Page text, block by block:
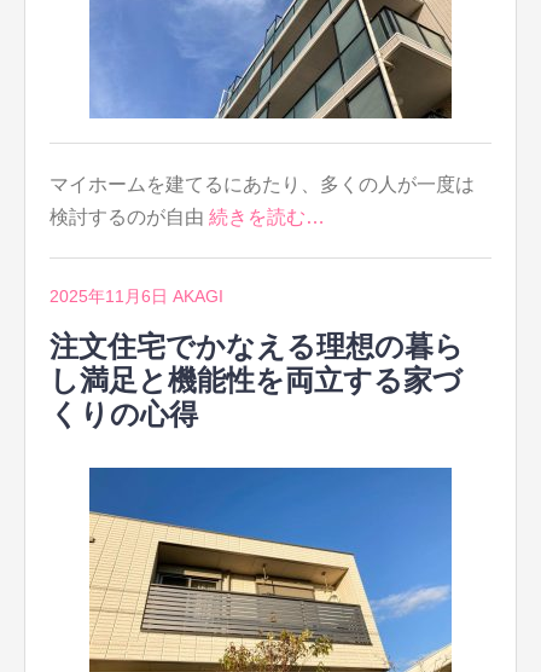
マイホームを建てるにあたり、多くの人が一度は
検討するのが自由 続きを読む…
2025年11月6日 AKAGI
注文住宅でかなえる理想の暮ら
し満足と機能性を両立する家づ
くりの心得